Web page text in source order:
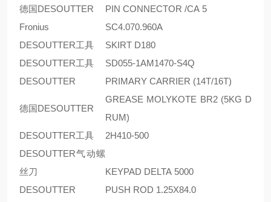
德国DESOUTTER
PIN CONNECTOR /CA 5
Fronius
SC4.070.960A
DESOUTTER工具
SKIRT D180
DESOUTTER工具
SD055-1AM1470-S4Q
DESOUTTER
PRIMARY CARRIER (14T/16T)
德国DESOUTTER
GREASE MOLYKOTE BR2 (5KG D
RUM)
DESOUTTER工具
2H410-500
DESOUTTER气动螺
丝刀
KEYPAD DELTA 5000
DESOUTTER
PUSH ROD 1.25X84.0